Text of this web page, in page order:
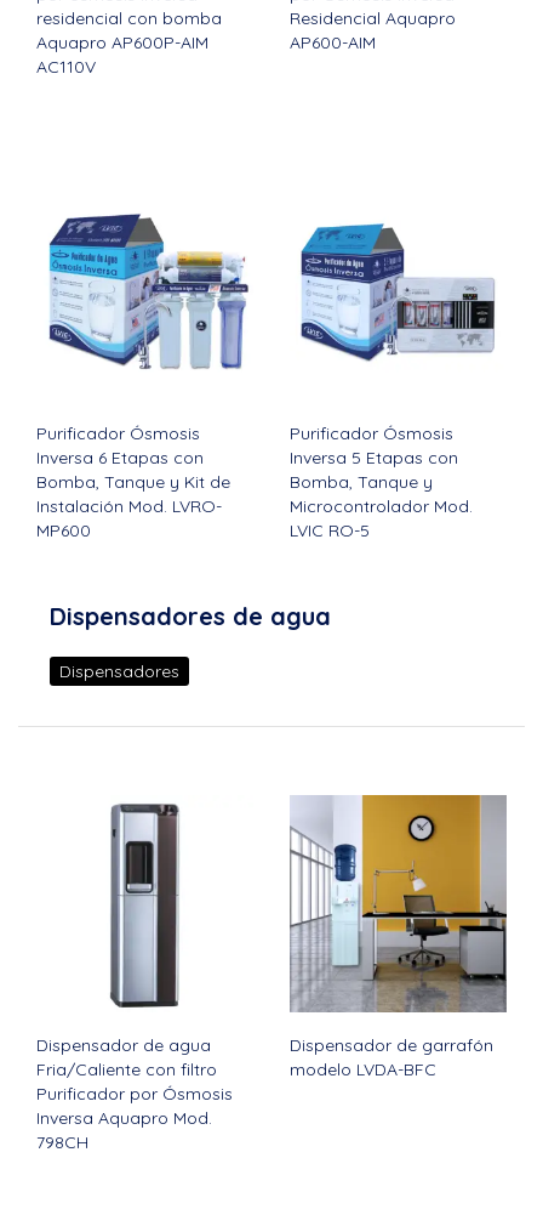
residencial con bomba
Aquapro AP600P-AIM
AC110V
Residencial Aquapro
AP600-AIM
Purificador Ósmosis
Inversa 6 Etapas con
Bomba, Tanque y Kit de
Instalación Mod. LVRO-
MP600
Purificador Ósmosis
Inversa 5 Etapas con
Bomba, Tanque y
Microcontrolador Mod.
LVIC RO-5
Dispensadores de agua
Dispensadores
Dispensador de agua
Fria/Caliente con filtro
Purificador por Ósmosis
Inversa Aquapro Mod.
798CH
Dispensador de garrafón
modelo LVDA-BFC